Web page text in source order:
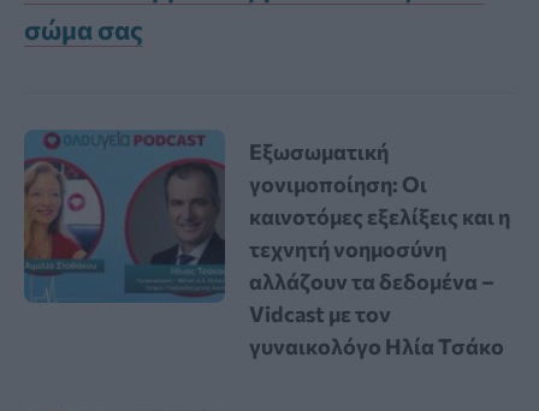
σώμα σας
Εξωσωματική
γονιμοποίηση: Οι
καινοτόμες εξελίξεις και η
τεχνητή νοημοσύνη
αλλάζουν τα δεδομένα –
Vidcast με τον
γυναικολόγο Ηλία Τσάκο